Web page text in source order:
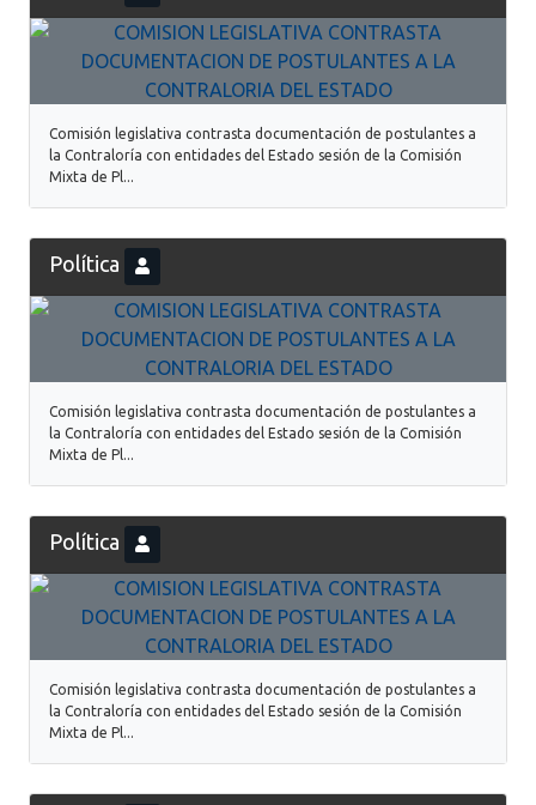
Comisión legislativa contrasta documentación de postulantes a
la Contraloría con entidades del Estado sesión de la Comisión
Mixta de Pl...
Política
Comisión legislativa contrasta documentación de postulantes a
la Contraloría con entidades del Estado sesión de la Comisión
Mixta de Pl...
Política
Comisión legislativa contrasta documentación de postulantes a
la Contraloría con entidades del Estado sesión de la Comisión
Mixta de Pl...